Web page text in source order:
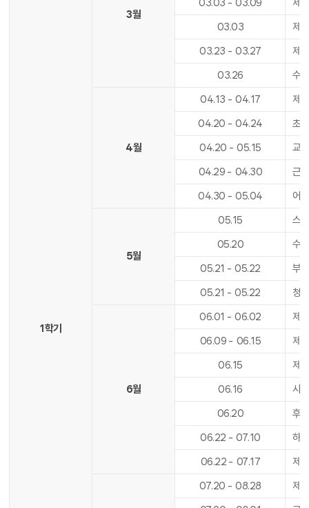
1학기
3월
03.03 - 03.09
제1
03.03
제1
03.23 - 03.27
제1
03.26 수
4월
04.13 - 04.17
제1
04.20 - 04.24
초
04.20 - 05.15
교
04.29 - 04.30
근
04.30 - 05.04 어
5월
05.15
스
05.20
수
05.21 - 05.22
부
05.21 - 05.22 청
6월
06.01 - 06.02
제9
06.09 - 06.15
제1
06.15
제1
06.16
사
06.20
후
06.22 - 07.10
하
06.22 - 07.17 제2
07.20 - 08.28
제2